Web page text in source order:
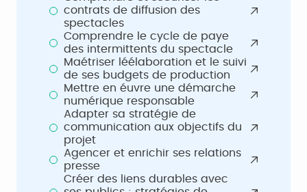
contrats de diffusion des
spectacles
Comprendre le cycle de paye
des intermittents du spectacle
Maétriser léélaboration et le suivi
de ses budgets de production
Mettre en éuvre une démarche
numérique responsable
Adapter sa stratégie de
communication aux objectifs du
projet
Agencer et enrichir ses relations
presse
Créer des liens durables avec